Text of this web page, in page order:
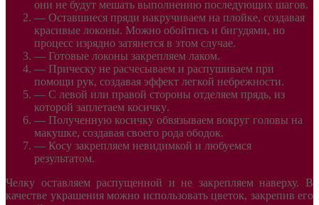
они не будут мешать выполнению последующих шагов.
— Оставшиеся пряди накручиваем на плойке, создавая
красивые локоны. Можно обойтись и бигудями, но
процесс изрядно затянется в этом случае.
— Готовые локоны закрепляем лаком.
— Прическу не расчесываем и распушиваем при
помощи рук, создавая эффект легкой небрежности.
— С левой или правой стороны отделяем прядь, из
которой заплетаем косичку.
— Полученную косичку обвязываем вокруг головы на
макушке, создавая своего рода ободок.
— Косу закрепляем невидимкой и любуемся
результатом.
Челку оставляем распущенной и не закрепляем наверху. В
качестве украшения можно использовать цветок, закрепив его